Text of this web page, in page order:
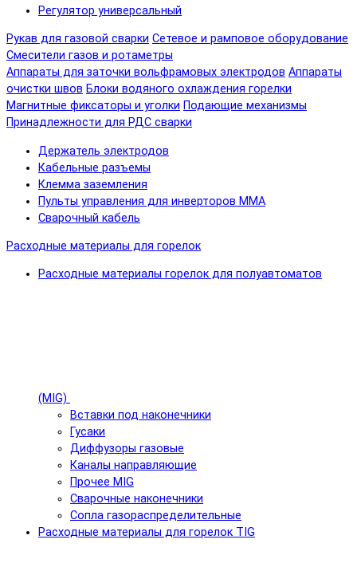
Регулятор универсальный
Рукав для газовой сварки Сетевое и рамповое оборудование
Смесители газов и ротаметры
Аппараты для заточки вольфрамовых электродов Аппараты
очистки швов Блоки водяного охлаждения горелки
Магнитные фиксаторы и уголки Подающие механизмы
Принадлежности для РДС сварки
Держатель электродов
Кабельные разъемы
Клемма заземления
Пульты управления для инверторов MMA
Сварочный кабель
Расходные материалы для горелок
Расходные материалы горелок для полуавтоматов
(MIG)
Вставки под наконечники
Гусаки
Диффузоры газовые
Каналы направляющие
Прочее MIG
Сварочные наконечники
Сопла газораспределительные
Расходные материалы для горелок TIG